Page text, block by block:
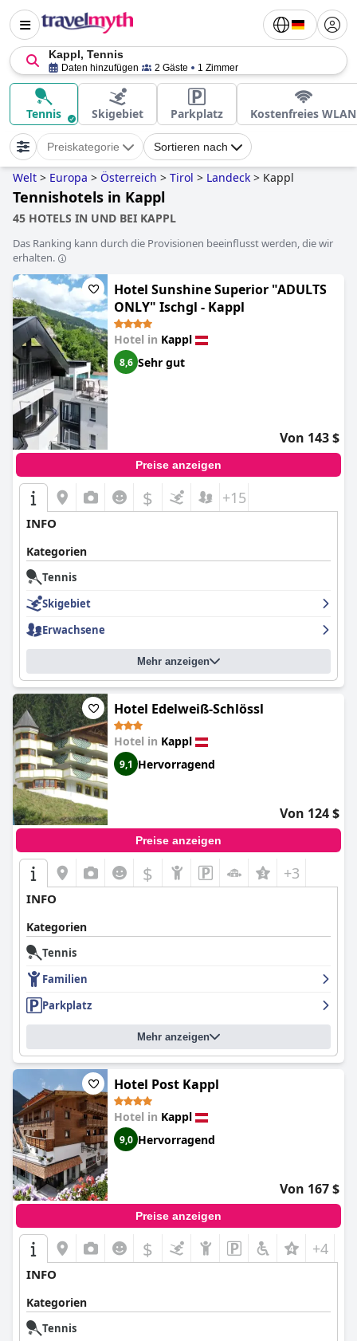
Kappl, Tennis
Daten hinzufügen 2 Gäste 1 Zimmer
Tennis Skigebiet Parkplatz Kostenfreies WLAN
Preiskategorie Sortieren nach
Welt > Europa > Österreich > Tirol > Landeck > Kappl
Tennishotels in Kappl
45 HOTELS IN UND BEI KAPPL
Das Ranking kann durch die Provisionen beeinflusst werden, die wir
erhalten.
Hotel Sunshine Superior "ADULTS
ONLY" Ischgl - Kappl
Hotel in Kappl
8,6 Sehr gut
Von 143 $
Preise anzeigen
$ +15
INFO
Kategorien
Tennis
Skigebiet
Erwachsene
Mehr anzeigen
Hotel Edelweiß-Schlössl
Hotel in Kappl
9,1 Hervorragend
Von 124 $
Preise anzeigen
$ +3
INFO
Kategorien
Tennis
Familien
Parkplatz
Mehr anzeigen
Hotel Post Kappl
Hotel in Kappl
9,0 Hervorragend
Von 167 $
Preise anzeigen
$ +4
INFO
Kategorien
Tennis